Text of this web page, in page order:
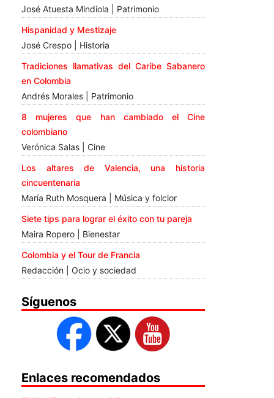
José Atuesta Mindiola | Patrimonio
Hispanidad y Mestizaje
José Crespo | Historia
Tradiciones llamativas del Caribe Sabanero
en Colombia
Andrés Morales | Patrimonio
8 mujeres que han cambiado el Cine
colombiano
Verónica Salas | Cine
Los altares de Valencia, una historia
cincuentenaria
María Ruth Mosquera | Música y folclor
Siete tips para lograr el éxito con tu pareja
Maira Ropero | Bienestar
Colombia y el Tour de Francia
Redacción | Ocio y sociedad
Síguenos
Enlaces recomendados